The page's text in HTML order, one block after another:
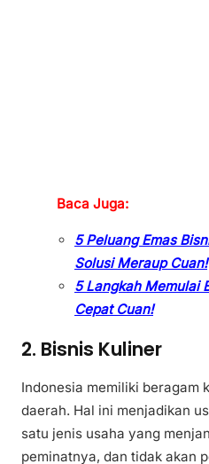
Baca Juga:
5 Peluang Emas
Solusi Meraup Cuan!
5 Langkah Memulai
Cepat Cuan!
2. Bisnis Kuliner
Indonesia memiliki beragam
daerah. Hal ini menjadikan
satu jenis usaha yang
peminatnya, dan tidak akan